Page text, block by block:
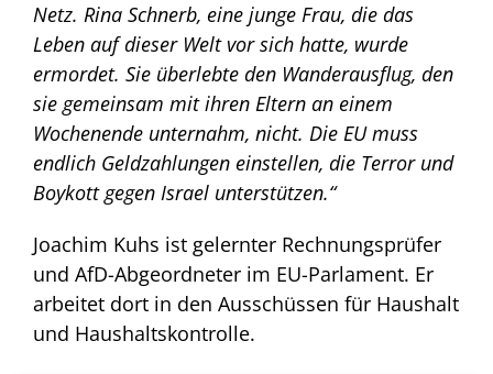
Netz. Rina Schnerb, eine junge Frau, die das
Leben auf dieser Welt vor sich hatte, wurde
ermordet. Sie überlebte den Wanderausflug, den
sie gemeinsam mit ihren Eltern an einem
Wochenende unternahm, nicht. Die EU muss
endlich Geldzahlungen einstellen, die Terror und
Boykott gegen Israel unterstützen.“
Joachim Kuhs ist gelernter Rechnungsprüfer
und AfD-Abgeordneter im EU-Parlament. Er
arbeitet dort in den Ausschüssen für Haushalt
und Haushaltskontrolle.